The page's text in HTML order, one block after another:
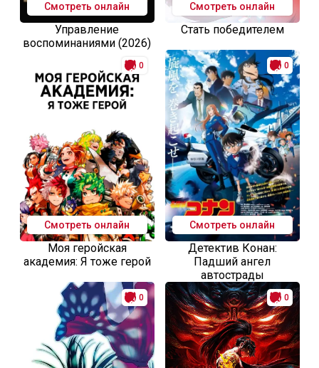
Смотреть онлайн
Управление
воспоминаниями (2026)
Смотреть онлайн
Стать победителем
0
Смотреть онлайн
Моя геройская
академия: Я тоже герой
0
Смотреть онлайн
Детектив Конан:
Падший ангел
автострады
0 0